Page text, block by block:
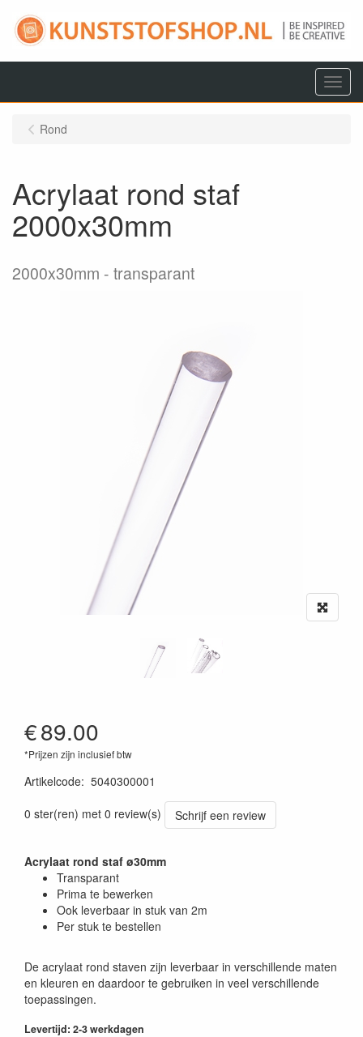
Menu
Rond
Acrylaat rond staf
2000x30mm
2000x30mm transparant
€89.00
*Prijzen zijn inclusief btw
Artikelcode: 5040300001
0 ster(ren) met 0 review(s)
Schrijf een review
Acrylaat rond staf ø30mm
Transparant
Prima te bewerken
Ook leverbaar in stuk van 2m
Per stuk te bestellen
De acrylaat rond staven zijn leverbaar in verschillende maten
en kleuren en daardoor te gebruiken in veel verschillende
toepassingen.
Levertijd: 2-3 werkdagen